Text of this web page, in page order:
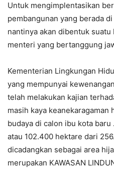
Untuk mengimplentasikan
pembangunan yang berada
nantinya akan dibentuk suatu
menteri yang bertanggung
Kementerian Lingkungan
yang mempunyai
telah melakukan kajian
masih kaya keanekaragaman
budaya di calon ibu kota
atau 102.400 hektare dari
dicadangkan sebagai area
merupakan KAWASAN